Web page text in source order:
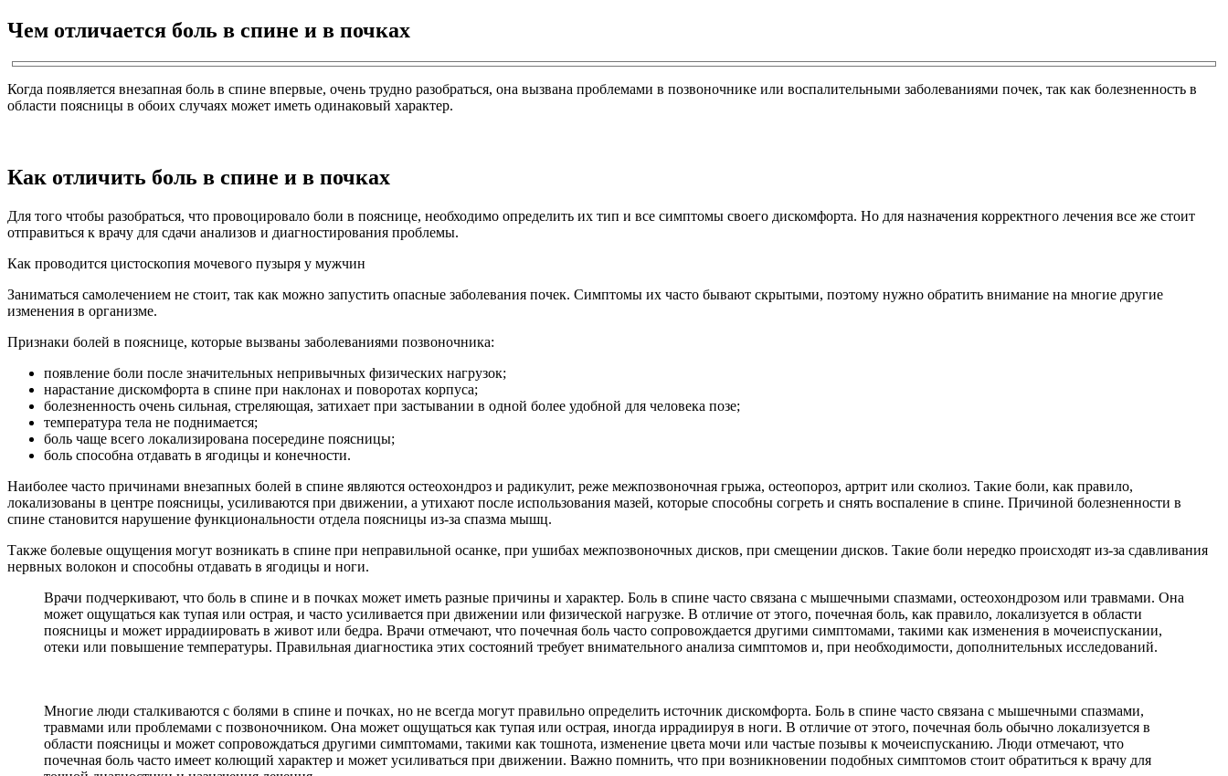
Чем отличается боль в спине и в почках
Когда появляется внезапная боль в спине впервые, очень трудно разобраться, она вызвана проблемами в позвоночнике или воспалительными заболеваниями почек, так как болезненность в
области поясницы в обоих случаях может иметь одинаковый характер.
Как отличить боль в спине и в почках
Для того чтобы разобраться, что провоцировало боли в пояснице, необходимо определить их тип и все симптомы своего дискомфорта. Но для назначения корректного лечения все же стоит
отправиться к врачу для сдачи анализов и диагностирования проблемы.
Как проводится цистоскопия мочевого пузыря у мужчин
Заниматься самолечением не стоит, так как можно запустить опасные заболевания почек. Симптомы их часто бывают скрытыми, поэтому нужно обратить внимание на многие другие
изменения в организме.
Признаки болей в пояснице, которые вызваны заболеваниями позвоночника:
появление боли после значительных непривычных физических нагрузок;
нарастание дискомфорта в спине при наклонах и поворотах корпуса;
болезненность очень сильная, стреляющая, затихает при застывании в одной более удобной для человека позе;
температура тела не поднимается;
боль чаще всего локализирована посередине поясницы;
боль способна отдавать в ягодицы и конечности.
Наиболее часто причинами внезапных болей в спине являются остеохондроз и радикулит, реже межпозвоночная грыжа, остеопороз, артрит или сколиоз. Такие боли, как правило,
локализованы в центре поясницы, усиливаются при движении, а утихают после использования мазей, которые способны согреть и снять воспаление в спине. Причиной болезненности в
спине становится нарушение функциональности отдела поясницы из-за спазма мышц.
Также болевые ощущения могут возникать в спине при неправильной осанке, при ушибах межпозвоночных дисков, при смещении дисков. Такие боли нередко происходят из-за сдавливания
нервных волокон и способны отдавать в ягодицы и ноги.
Врачи подчеркивают, что боль в спине и в почках может иметь разные причины и характер. Боль в спине часто связана с мышечными спазмами, остеохондрозом или травмами. Она
может ощущаться как тупая или острая, и часто усиливается при движении или физической нагрузке. В отличие от этого, почечная боль, как правило, локализуется в области
поясницы и может иррадиировать в живот или бедра. Врачи отмечают, что почечная боль часто сопровождается другими симптомами, такими как изменения в мочеиспускании,
отеки или повышение температуры. Правильная диагностика этих состояний требует внимательного анализа симптомов и, при необходимости, дополнительных исследований.
Многие люди сталкиваются с болями в спине и почках, но не всегда могут правильно определить источник дискомфорта. Боль в спине часто связана с мышечными спазмами,
травмами или проблемами с позвоночником. Она может ощущаться как тупая или острая, иногда иррадиируя в ноги. В отличие от этого, почечная боль обычно локализуется в
области поясницы и может сопровождаться другими симптомами, такими как тошнота, изменение цвета мочи или частые позывы к мочеиспусканию. Люди отмечают, что
почечная боль часто имеет колющий характер и может усиливаться при движении. Важно помнить, что при возникновении подобных симптомов стоит обратиться к врачу для